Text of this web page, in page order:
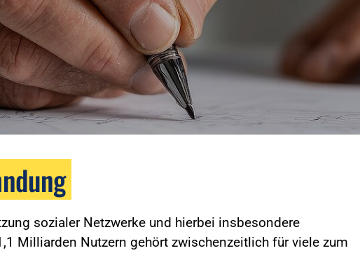
sozialer Netzwerke und hierbei insbesondere
Milliarden Nutzern gehört zwischenzeitlich für viele zum